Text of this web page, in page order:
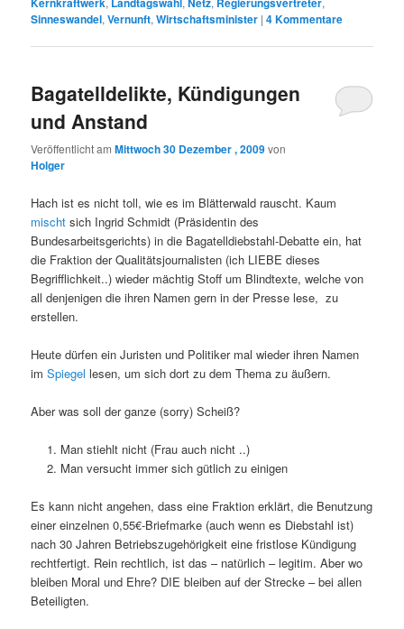
Sinneswandel,Vernunft,Wirtschaftsminister |4Kommentare
Bagatelldelikte, Kündigungen
und Anstand
Veröffentlicht amMittwoch 30 Dezember , 2009von
Holger
Hach ist es nicht toll, wie es im Blätterwald rauscht. Kaum
mischt sich Ingrid Schmidt (Präsidentin des
Bundesarbeitsgerichts) in die Bagatelldiebstahl-Debatte ein, hat
die Fraktion der Qualitätsjournalisten (ich LIEBE dieses
Begrifflichkeit..) wieder mächtig Stoff um Blindtexte, welche von
all denjenigen die ihren Namen gern in der Presse lese, zu
erstellen.
Heute dürfen ein Juristen und Politiker mal wieder ihren Namen
imSpiegel lesen, um sich dort zu dem Thema zu äußern.
Aber was soll der ganze (sorry) Scheiß?
Man stiehlt nicht (Frau auch nicht ..)
Man versucht immer sich gütlich zu einigen
Es kann nicht angehen, dass eine Fraktion erklärt, die Benutzung
einer einzelnen 0,55€-Briefmarke (auch wenn es Diebstahl ist)
nach 30 Jahren Betriebszugehörigkeit eine fristlose Kündigung
rechtfertigt. Rein rechtlich, ist das – natürlich – legitim. Aber wo
bleiben Moral und Ehre? DIE bleiben auf der Strecke – bei allen
Beteiligten.